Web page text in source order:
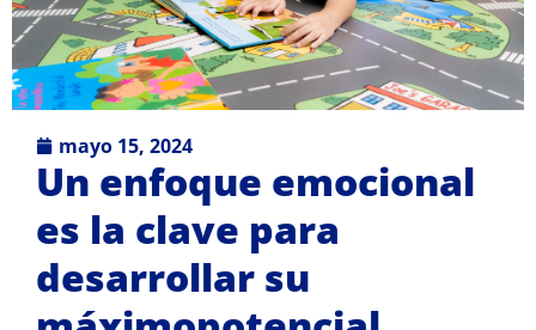
mayo 15, 2024
Un enfoque emocional
es la clave para
desarrollar su